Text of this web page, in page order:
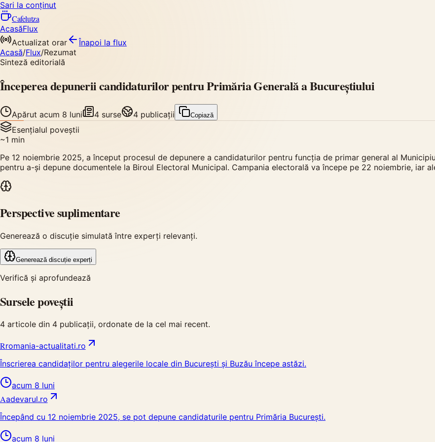
Sari la conținut
Cafelutza
AcasăFlux
Actualizat orar
Înapoi la flux
Acasă/Flux/Rezumat
Sinteză editorială
Începerea depunerii candidaturilor pentru Primăria Generală a Bucureștiului
Apărut acum 8 luni 4 surse 4 publicații Copiază
Esențialul poveștii
~1 min
Pe 12 noiembrie 2025, a început procesul de depunere a candidaturilor pentru funcția de primar general al
pentru a-și depune documentele la Biroul Electoral Municipal. Campania electorală va începe pe 22 noiembrie, iar
Perspective suplimentare
Generează o discuție simulată între experți relevanți.
Generează discuție experți
Verifică și aprofundează
Sursele poveștii
4 articole din 4 publicații, ordonate de la cel mai recent.
Rromania-actualitati.ro
Înscrierea candidaților pentru alegerile locale din București și Buzău începe astăzi.
acum 8 luni
Aadevarul.ro
Începând cu 12 noiembrie 2025, se pot depune candidaturile pentru Primăria București.
acum 8 luni